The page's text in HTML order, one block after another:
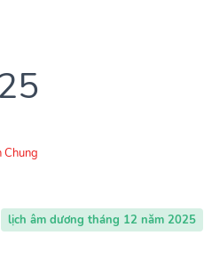
Chung
lịch âm dương tháng 12 năm 2025